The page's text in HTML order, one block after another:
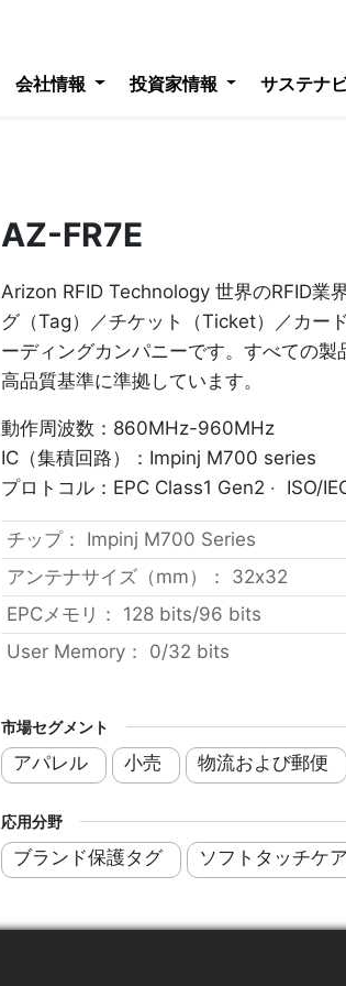
会社情報 投資家情報 サステナ
AZ-FR7E
Arizon RFID Technology 世界のRFID業
グ（Tag）／チケット（Ticket）／カー
ーディングカンパニーです。すべての
高品質基準に準拠しています。
動作周波数：860MHz-960MHz
IC（集積回路）：Impinj M700 series
プロトコル：EPC Class1 Gen2 ‧ ISO/
市場セグメント
アパレル 小売 物流および郵便
応用分野
ブランド保護タグ ソフトタッチケ
チップ： Impinj M700 Series
アンテナサイズ（mm）
： 32x32
EPCメモリ ： 128 bits/96 bits
User Memory： 0/32 bits